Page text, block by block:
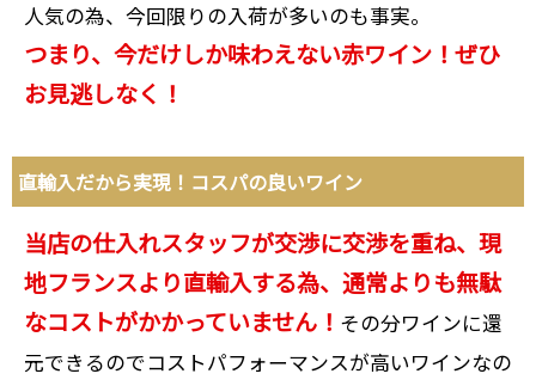
人気の為、今回限りの入荷が多いのも事実。
つまり、今だけしか味わえない赤ワイン！ぜひ
お見逃しなく！
直輸入だから実現！コスパの良いワイン
当店の仕入れスタッフが交渉に交渉を重ね、現
地フランスより直輸入する為、通常よりも無駄
なコストがかかっていません！ その分ワインに還
元できるのでコストパフォーマンスが高いワインなの